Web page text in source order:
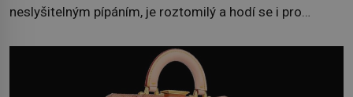
neslyšitelným pípáním, je roztomilý a hodí se i pro
klidného ptáčka, který většinu dne jen posedává. Hodně
času tráví na zemi, kde sbírá zbytky semínek Jeho
domovinou je prakticky celá Austrálie s výjimkou